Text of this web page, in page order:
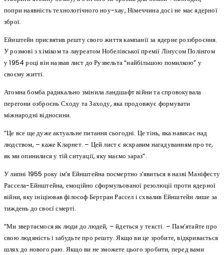
попри наявність технологічного ноу-хау, Німеччина досі не має ядерної
зброї.
Ейнштейн присвятив решту свого життя кампанії за ядерне роззброєння.
У розмові з хіміком та лауреатом Нобелівської премії Лінусом Полінгом
у 1954 році він назвав лист до Рузвельта “найбільшою помилкою” у
своєму житті.
Атомна бомба радикально змінила ландшафт війни та спровокувала
перегони озброєнь Сходу та Заходу, яка продовжує формувати
міжнародні відносини.
“Це все ще дуже актуальне питання сьогодні. Це тінь, яка нависає над
людством, – каже Кларнет. – Цей лист є яскравим нагадуванням про те,
як ми опинилися у тій ситуації, яку маємо зараз”.
У липні 1955 року ім’я Ейнштейна посмертно з’явиться в назві Маніфесту
Рассела-Ейнштейна, емоційно сформульованої резолюції проти ядерної
війни, яку ініціював філософ Бертран Рассел і схвалив Ейнштейн лише за
тиждень до своєї смерті.
“Ми звертаємося як люди до людей, – йдеться у тексті. – Пам’ятайте про
свою людяність і забудьте про решту. Якщо ви це зробите, відкривається
шлях до нового раю. Якщо ви не зможете цього зробити, перед вами